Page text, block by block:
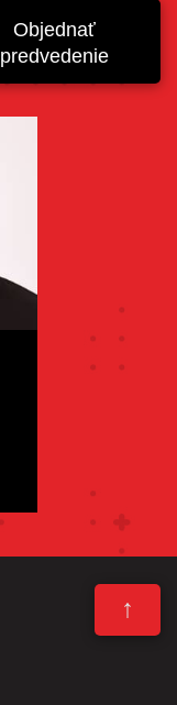
Objednať
predvedenie
↑